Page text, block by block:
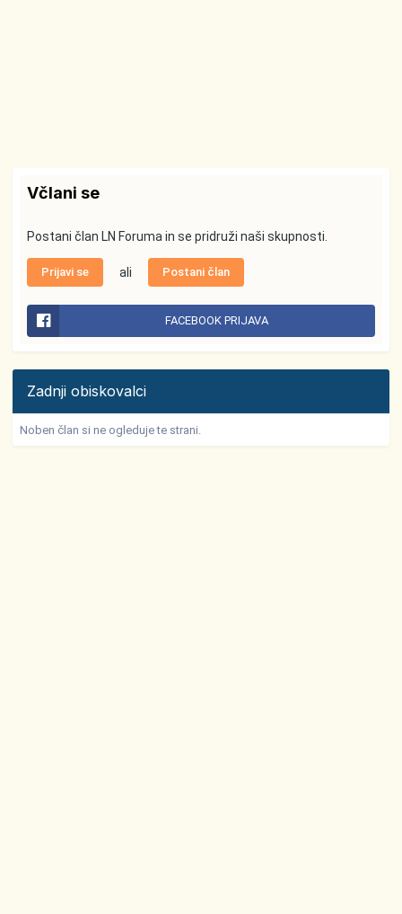
Včlani se
Postani član LN Foruma in se pridruži naši skupnosti.
Prijavi se ali Postani član
FACEBOOK PRIJAVA
Zadnji obiskovalci
Noben član si ne ogleduje te strani.